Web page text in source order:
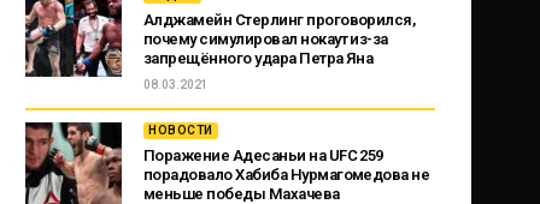
Алджамейн Стерлинг проговорился,
почему симулировал нокаут из-за
запрещённого удара Петра Яна
08.03.2021
НОВОСТИ
Поражение Адесаньи на UFC 259
порадовало Хабиба Нурмагомедова не
меньше победы Махачева